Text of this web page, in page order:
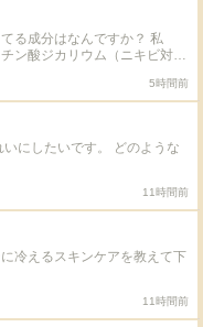
成分はなんですか？ 私
ン酸ジカリウム（ニキビ対
キサム酸（美白）などです。
！やるやん！これは期待でき
5時間前
にしたいです。 どのような
11時間前
冷えるスキンケアを教えて下
11時間前